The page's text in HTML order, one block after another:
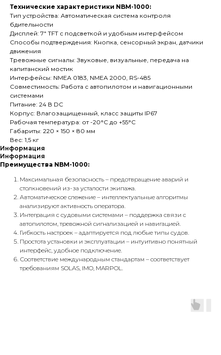
Технические характеристики NBM-1000:
Тип устройства: Автоматическая система контроля
бдительности
Дисплей: 7" TFT с подсветкой и удобным интерфейсом
Способы подтверждения: Кнопка, сенсорный экран, датчики
движения
Тревожные сигналы: Звуковые, визуальные, передача на
капитанский мостик
Интерфейсы: NMEA 0183, NMEA 2000, RS-485
Совместимость: Работа с автопилотом и навигационными
системами
Питание: 24 В DC
Корпус: Влагозащищенный, класс защиты IP67
Рабочая температура: от -20°C до +55°C
Габариты: 220 × 150 × 80 мм
Вес: 1,5 кг
Информация
Информация
Преимущества NBM-1000:
Максимальная безопасность – предотвращение аварий и
столкновений из-за усталости экипажа.
Автоматическое слежение – интеллектуальные алгоритмы
анализируют активность оператора.
Интеграция с судовыми системами – поддержка связи с
автопилотом, тревожной сигнализацией и навигацией.
Гибкость настроек – адаптируется под любые типы судов.
Простота установки и эксплуатации – интуитивно понятный
интерфейс, удобное подключение.
Соответствие международным стандартам – соответствует
требованиям SOLAS, IMO, MARPOL.